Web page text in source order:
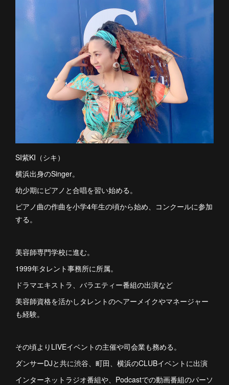
SI紫KI（シキ）
横浜出身のSinger。
幼少期にピアノと合唱を習い始める。
ピアノ曲の作曲を小学4年生の頃から始め、コンクールに参加
する。
美容師専門学校に進む。
1999年タレント事務所に所属。
ドラマエキストラ、バラエティー番組の出演など
美容師資格を活かしタレントのヘアーメイクやマネージャー
も経験。
その頃よりLIVEイベントの主催や司会業も務める。
ダンサーDJと共に渋谷、町田、横浜のCLUBイベントに出演
インターネットラジオ番組や、Podcastでの動画番組のパーソ